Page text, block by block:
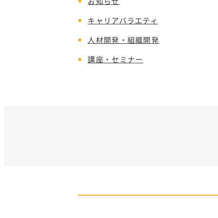
キャリアバラエティ
人材開発・組織開発
講座・セミナー